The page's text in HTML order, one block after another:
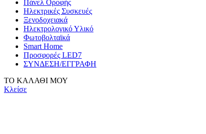
Πάνελ Οροφής
Ηλεκτρικές Συσκευές
Ξενοδοχειακά
Ηλεκτρολογικό Υλικό
Φωτοβολταϊκά
Smart Home
Προσφορές LED7
ΣΥΝΔΕΣΗ/ΕΓΓΡΑΦΗ
ΤΟ ΚΑΛΑΘΙ ΜΟΥ
Κλείσε